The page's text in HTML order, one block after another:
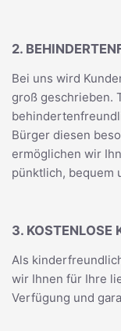
2.
Bei uns wird
groß geschrieben.
Bürger diesen
ermöglichen wir
pünktlich, bequem
3. KOSTENLOSE
Als
wir Ihnen für Ihre
Verfügung und